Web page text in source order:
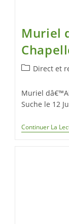
Muriel
Direct et
Muriel
Suche le 12
Continuer La